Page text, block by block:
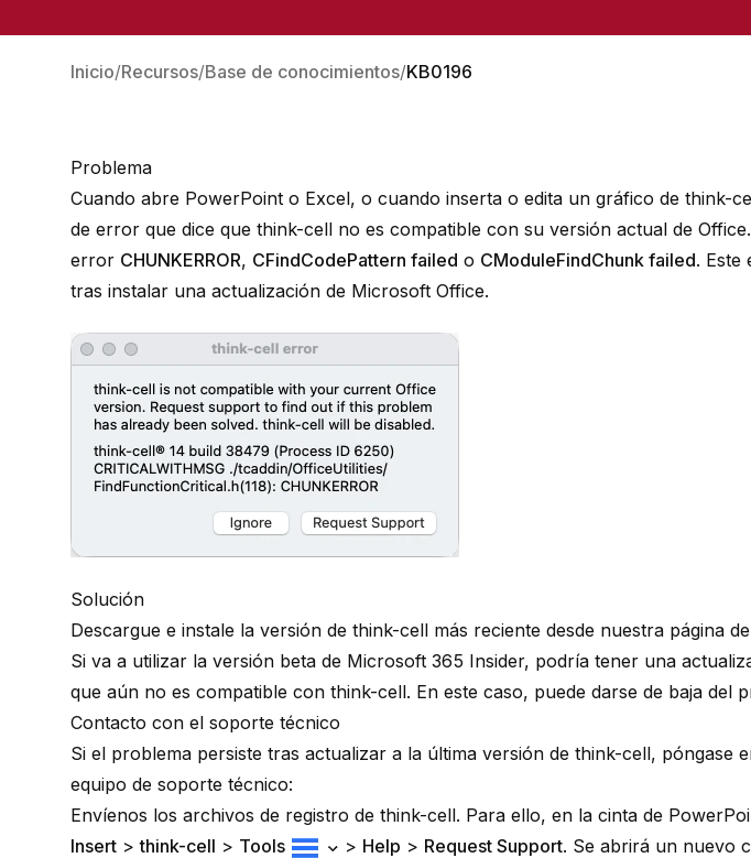
Inicio Recursos Base de conocimientos KB0196
Problema
Cuando abre PowerPoint o Excel, o cuando inserta o edita un gráfico de think-
de error que dice que think-cell no es compatible con su versión actual de
error CHUNKERROR, CFindCodePattern failed o CModuleFindChunk failed. Este
tras instalar una actualización de Microsoft Office.
Solución
Descargue e instale la versión de think-cell más reciente desde nuestra página
Si va a utilizar la versión beta de Microsoft 365 Insider, podría tener una
que aún no es compatible con think-cell. En este caso, puede darse de baja del
Contacto con el soporte técnico
Si el problema persiste tras actualizar a la última versión de think-cell, póngase
equipo de soporte técnico:
Envíenos los archivos de registro de think-cell. Para ello, en la cinta de
Insert >think-cell > Tools > Help > Request Support. Se abrirá un nuevo